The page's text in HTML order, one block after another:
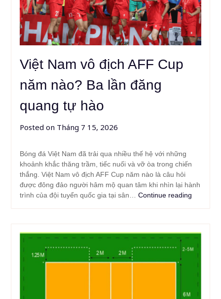
Việt Nam vô địch AFF Cup
năm nào? Ba lần đăng
quang tự hào
Posted on Tháng 7 15, 2026
Bóng đá Việt Nam đã trải qua nhiều thế hệ với những
khoảnh khắc thăng trầm, tiếc nuối và vỡ òa trong chiến
thắng. Việt Nam vô địch AFF Cup năm nào là câu hỏi
được đông đảo người hâm mộ quan tâm khi nhìn lại hành
trình của đội tuyển quốc gia tại sân… Continue reading